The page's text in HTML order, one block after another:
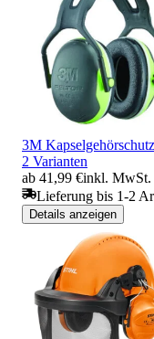
3M
2 Varianten
ab 41,99 €inkl. MwSt.
Lieferung bis 1-2
Details anzeigen